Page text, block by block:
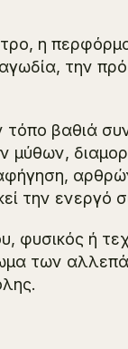
η
την
βαθιά
μύθων,
την ενεργό
φυσικός ή
των